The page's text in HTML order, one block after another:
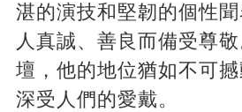
湛的演技和堅韌的個性
人真誠、善良而備受尊
壇，他的地位猶如不可撼
深受人們的愛戴。